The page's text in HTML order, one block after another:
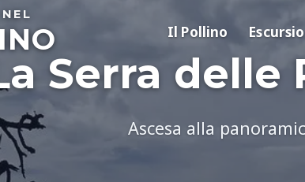
Il Pollino
Serra delle
Ascesa alla